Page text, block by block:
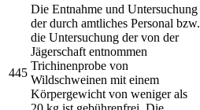
445
Die Entnahme und Untersuchung
der durch amtliches Personal bzw.
die Untersuchung der von der
Jägerschaft entnommen
Trichinenprobe von
Wildschweinen mit einem
Körpergewicht von weniger als